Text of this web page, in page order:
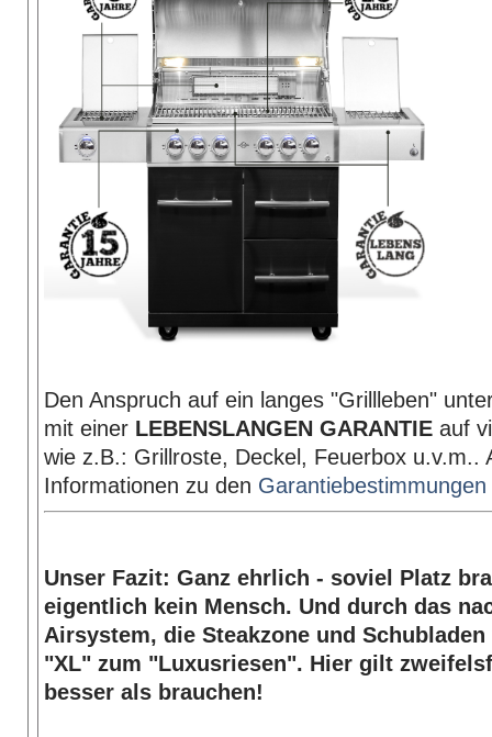
Den Anspruch auf ein langes "Grillleben"
mit einer LEBENSLANGEN GARANTIE auf
wie z.B.: Grillroste, Deckel, Feuerbox u.v.m..
Informationen zu den
Unser Fazit: Ganz ehrlich - soviel Platz
eigentlich kein Mensch. Und durch das
Airsystem, die Steakzone und
"XL" zum "Luxusriesen". Hier gilt
besser als brauchen!